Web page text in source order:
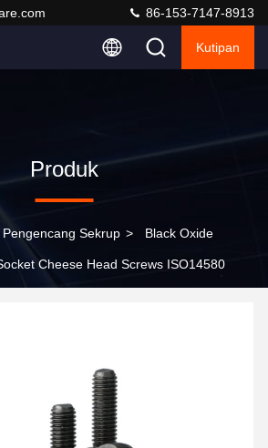
86-153-7147-8913
Kutipan
Produk
Pengencang Sekrup > Black Oxide
Cheese Head Screws ISO14580